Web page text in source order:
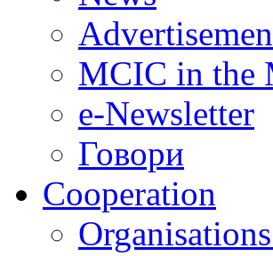
MCIC in the
e-Newsletter
Говори
Cooperation